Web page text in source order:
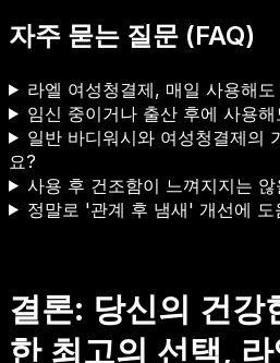
자주 묻는 질문 (FAQ)
라엘 여성청결제, 매일 사용해
임신 중이거나 출산 후에 사용
일반 바디워시와 여성청결제의
요?
사용 후 건조함이 느껴지지는 않
정말로 '관계 후 냄새' 개선에 도
결론: 당신의 건강
한 최고의 선택, 라